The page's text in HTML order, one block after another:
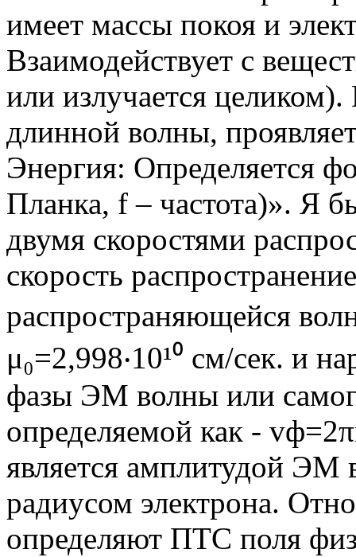
имеет массы покоя и
Взаимодействует с
или излучается
длинной волны,
Энергия: Определяется
Планка, f – частота)». Я
двумя скоростями
скорость
распространяющейся
μ₀=2,998‧10¹⁰ см/сек. и
фазы ЭМ волны или
определяемой как -
является амплитудой ЭМ
радиусом электрона.
определяют ПТС поля